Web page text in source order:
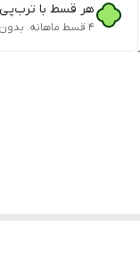
هر قسط با
۴ قسط ماهانه. بدون سود، چک و ضامن.